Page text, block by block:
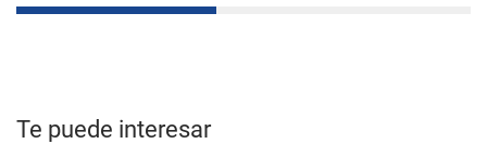
Te puede interesar